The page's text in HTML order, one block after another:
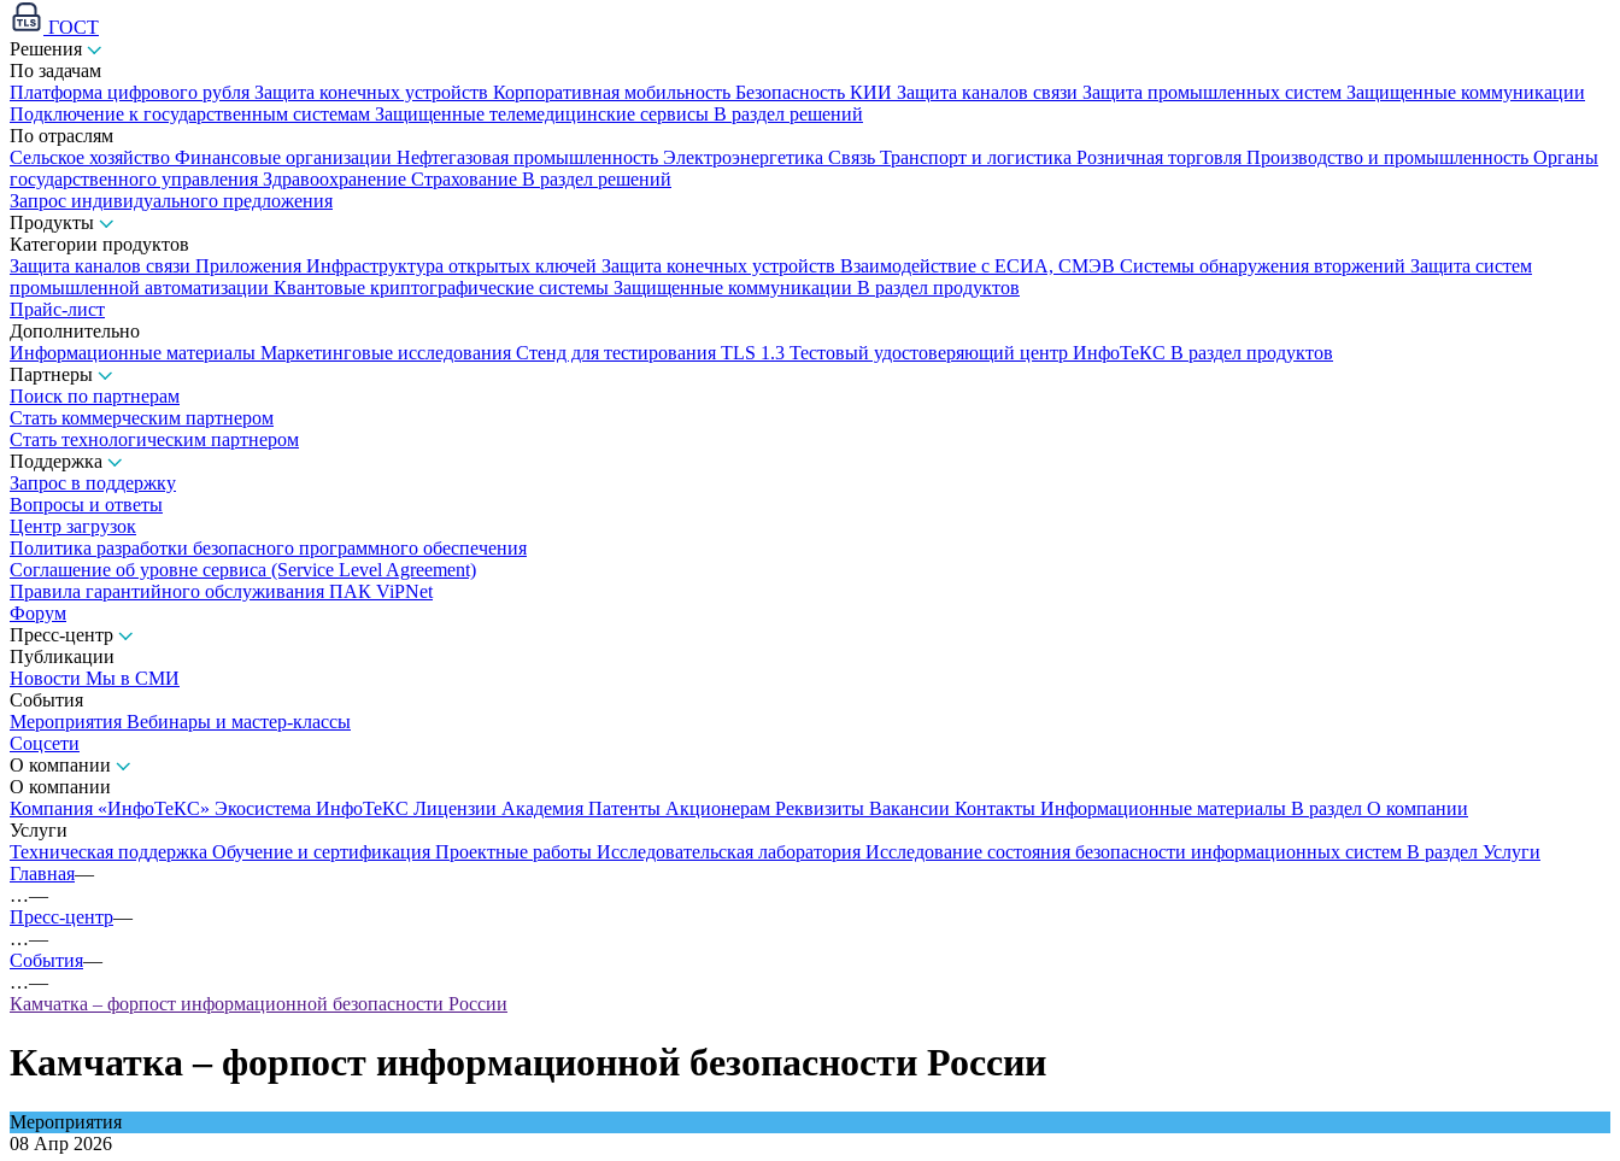
ГОСТ
Решения
По задачам
Платформа цифрового рубля Защита конечных устройств Корпоративная мобильность Безопасность КИИ Защита каналов связи Защита промышленных систем Защищенные коммуникации
Подключение к государственным системам Защищенные телемедицинские сервисы В раздел решений
По отраслям
Сельское хозяйство Финансовые организации Нефтегазовая промышленность Электроэнергетика Связь Транспорт и логистика Розничная торговля Производство и промышленность Органы
государственного управления Здравоохранение Страхование В раздел решений
Запрос индивидуального предложения
Продукты
Категории продуктов
Защита каналов связи Приложения Инфраструктура открытых ключей Защита конечных устройств Взаимодействие с ЕСИА, СМЭВ Системы обнаружения вторжений Защита систем
промышленной автоматизации Квантовые криптографические системы Защищенные коммуникации В раздел продуктов
Прайс-лист
Дополнительно
Информационные материалы Маркетинговые исследования Стенд для тестирования TLS 1.3 Тестовый удостоверяющий центр ИнфоТеКС В раздел продуктов
Партнеры
Поиск по партнерам
Стать коммерческим партнером
Стать технологическим партнером
Поддержка
Запрос в поддержку
Вопросы и ответы
Центр загрузок
Политика разработки безопасного программного обеспечения
Соглашение об уровне сервиса (Service Level Agreement)
Правила гарантийного обслуживания ПАК ViPNet
Форум
Пресс-центр
Публикации
Новости Мы в СМИ
События
Мероприятия Вебинары и мастер-классы
Соцсети
О компании
О компании
Компания «ИнфоТеКС» Экосистема ИнфоТеКС Лицензии Академия Патенты Акционерам Реквизиты Вакансии Контакты Информационные материалы В раздел О компании
Услуги
Техническая поддержка Обучение и сертификация Проектные работы Исследовательская лаборатория Исследование состояния безопасности информационных систем В раздел Услуги
Главная—
…—
Пресс-центр—
…—
События—
…—
Камчатка – форпост информационной безопасности России
Камчатка – форпост информационной безопасности России
Мероприятия
08 Апр 2026